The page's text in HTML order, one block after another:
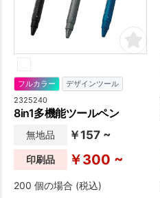
フルカラー デザインツール
2325240
8in1多機能ツールペン
無地品 ￥157 ~
印刷品 ￥300 ~
200 個の場合 (税込)